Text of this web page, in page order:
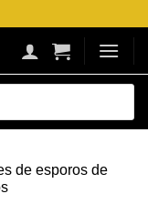
de esporos de